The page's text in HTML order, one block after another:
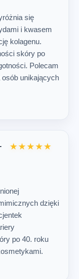
się
i kwasem
kolagenu.
skóry po
Polecam
osób unikających
★★★★★
dzięki
po 40. roku